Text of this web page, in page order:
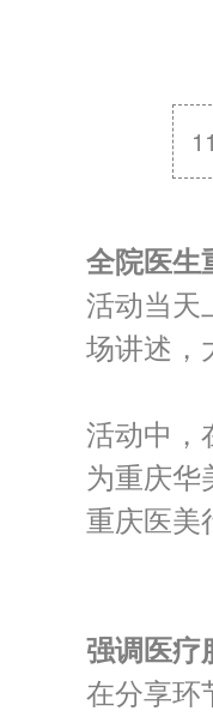
全院医生
活动当天
场讲述，
活动中，
为重庆华
重庆医美
强调医疗
在分享环